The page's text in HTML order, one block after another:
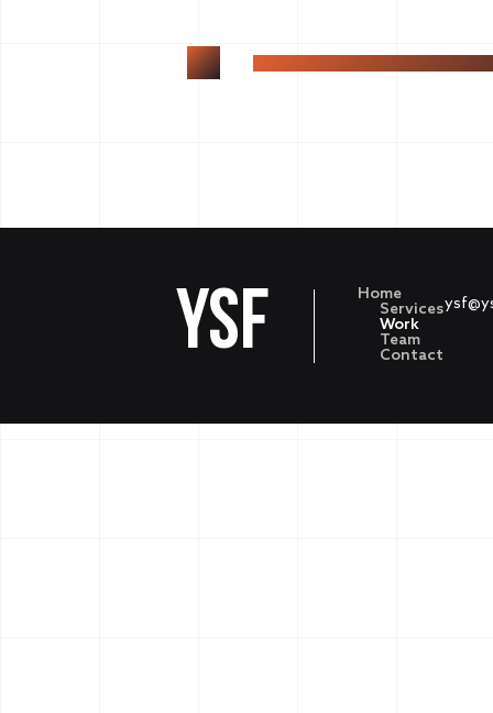
YSF
Home
Services
Work
Team
Contact